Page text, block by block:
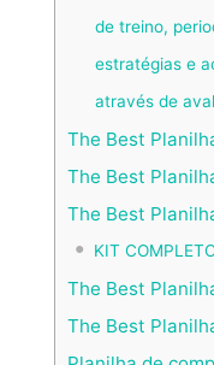
de treino,
estratégias e
através de
The Best
The Best
The Best
KIT
The Best
The Best